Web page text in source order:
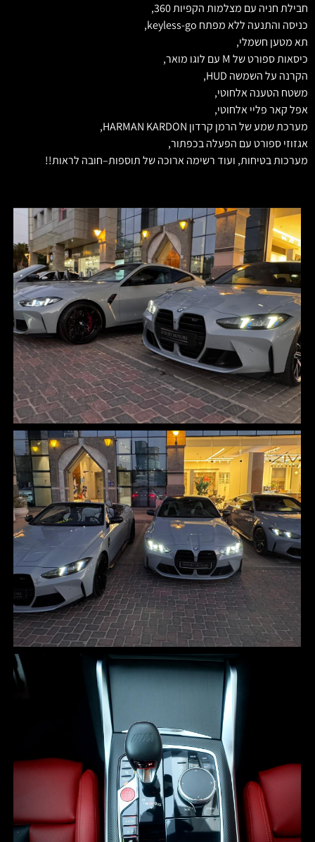
חבילת חניה עם מצלמות הקפיות 360,
כניסה והתנעה ללא מפתח keyless-go,
תא מטען חשמלי,
כיסאות ספורט של M עם לוגו מואר,
הקרנה על השמשה HUD,
משטח הטענה אלחוטי,
אפל קאר פליי אלחוטי,
מערכת שמע של הרמן קרדון HARMAN KARDON,
אגזוזי ספורט עם הפעלה בכפתור,
מערכות בטיחות, ועוד רשימה ארוכה של תוספות–חובה לראות!!